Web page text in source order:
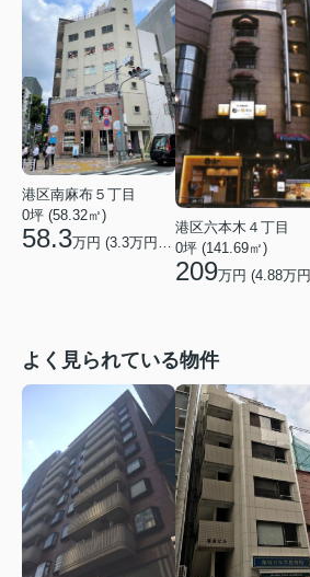
港区南麻布５丁目
0坪 (58.32㎡)
58.3万円 (3.3万円/坪)
港区六本木４丁目
0坪 (141.69㎡)
209万円 (4.88万円/坪)
よく見られている物件